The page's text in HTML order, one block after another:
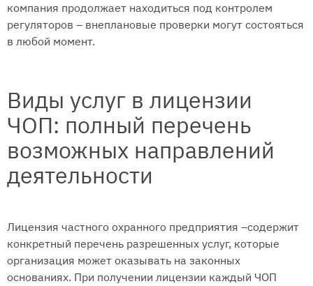
компания продолжает находиться под контролем
регуляторов – внеплановые проверки могут состояться
в любой момент.
Виды услуг в лицензии
ЧОП: полный перечень
возможных направлений
деятельности
Лицензия частного охранного предприятия –содержит
конкретный перечень разрешенных услуг, которые
организация может оказывать на законных
основаниях. При получении лицензии каждый ЧОП